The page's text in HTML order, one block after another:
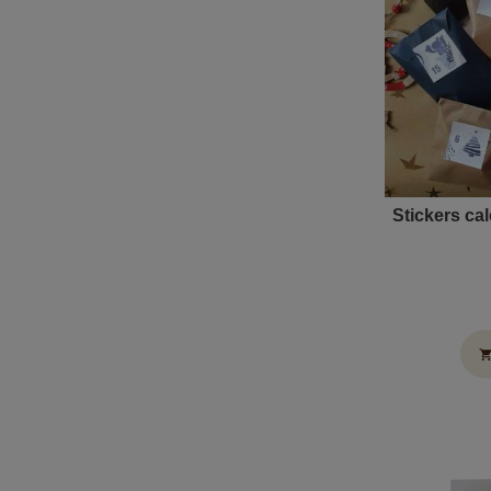
Stickers
shopping_cart